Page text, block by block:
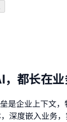
，都长在
是企业上下文
深度嵌入业务